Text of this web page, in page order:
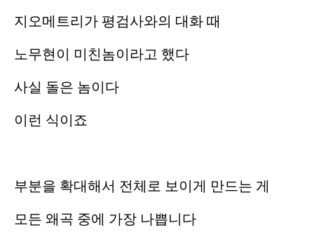
지오메트리가 평검사와의 대화 때
노무현이 미친놈이라고 했다
사실 돌은 놈이다
이런 식이죠
부분을 확대해서 전체로 보이게 만드는 게
모든 왜곡 중에 가장 나쁩니다